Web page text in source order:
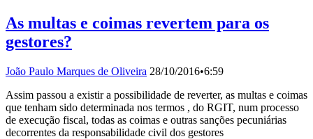
As multas e coimas revertem para os
gestores?
João Paulo Marques de Oliveira 28/10/2016•6:59
Assim passou a existir a possibilidade de reverter, as multas e coimas
que tenham sido determinada nos termos , do RGIT, num processo
de execução fiscal, todas as coimas e outras sanções pecuniárias
decorrentes da responsabilidade civil dos gestores